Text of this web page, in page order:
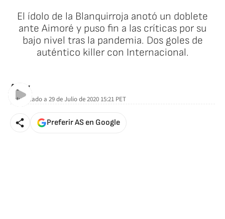
El ídolo de la Blanquirroja anotó un doblete
ante Aimoré y puso fin a las críticas por su
bajo nivel tras la pandemia. Dos goles de
auténtico killer con Internacional.
AStv
Actualizado a 29 de Julio de 2020 15:21 PET
Preferir AS en Google